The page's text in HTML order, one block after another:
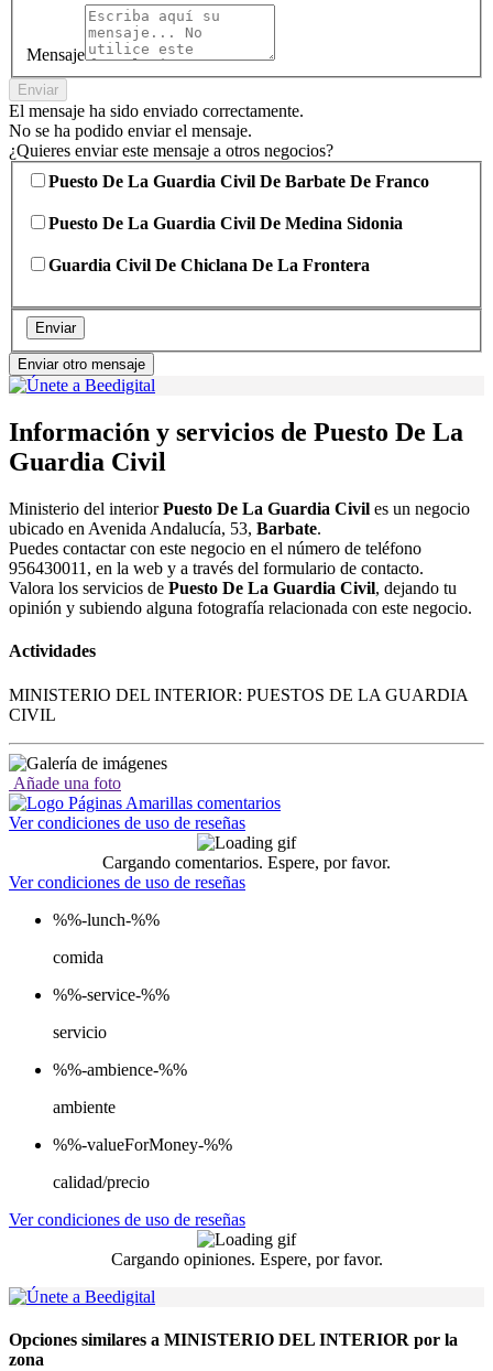
Mensaje
Enviar
El mensaje ha sido enviado correctamente.
No se ha podido enviar el mensaje.
¿Quieres enviar este mensaje a otros negocios?
Puesto De La Guardia Civil De Barbate De Franco
Puesto De La Guardia Civil De Medina Sidonia
Guardia Civil De Chiclana De La Frontera
Enviar
Enviar otro mensaje
Información y servicios de Puesto De La
Guardia Civil
Ministerio del interiorPuesto De La Guardia Civil es un negocio
ubicado en Avenida Andalucía, 53, Barbate.
Puedes contactar con este negocio en el número de teléfono
956430011, en la web y a través del formulario de contacto.
Valora los servicios de Puesto De La Guardia Civil, dejando tu
opinión y subiendo alguna fotografía relacionada con este negocio.
Actividades
MINISTERIO DEL INTERIOR: PUESTOS DE LA GUARDIA
CIVIL
Añade una foto
Ver condiciones de uso de reseñas
Cargando comentarios. Espere, por favor.
Ver condiciones de uso de reseñas
%%-lunch-%%
comida
%%-service-%%
servicio
%%-ambience-%%
ambiente
%%-valueForMoney-%%
calidad/precio
Ver condiciones de uso de reseñas
Cargando opiniones. Espere, por favor.
Opciones similares a MINISTERIO DEL INTERIOR por la
zona